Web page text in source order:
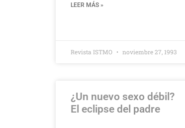
LEER MÁS »
Revista ISTMO noviembre 27, 1993
¿Un nuevo sexo débil?
El eclipse del padre